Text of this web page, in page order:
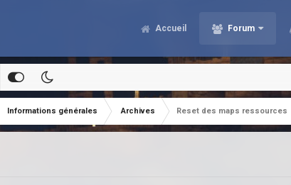
Accueil Forum
Informations générales Archives
Reset des maps ressources